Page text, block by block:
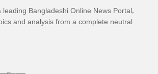
Bangladeshi Online News Portal,
and analysis from a complete neutral